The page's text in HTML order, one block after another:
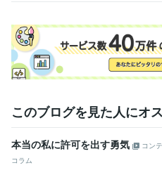
このブログを見た人にオ
本当の私に許可を出す勇気
コン
コラム